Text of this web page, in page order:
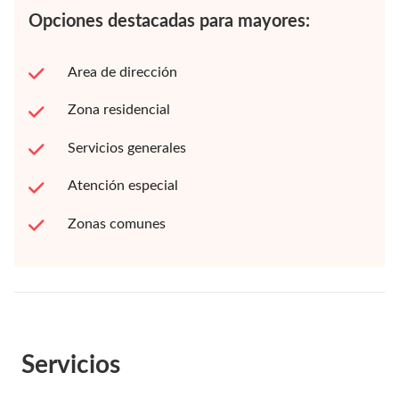
Opciones destacadas para mayores:
Area de dirección
Zona residencial
Servicios generales
Atención especial
Zonas comunes
Servicios